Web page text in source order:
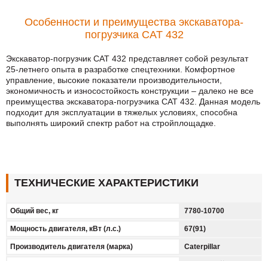
Особенности и преимущества экскаватора-
погрузчика CAT 432
Экскаватор-погрузчик CAT 432 представляет собой результат
25-летнего опыта в разработке спецтехники. Комфортное
управление, высокие показатели производительности,
экономичность и износостойкость конструкции – далеко не все
преимущества экскаватора-погрузчика CAT 432. Данная модель
подходит для эксплуатации в тяжелых условиях, способна
выполнять широкий спектр работ на стройплощадке.
ТЕХНИЧЕСКИЕ ХАРАКТЕРИСТИКИ
Общий вес, кг 7780-10700
Мощность двигателя, кВт (л.с.) 67(91)
Производитель двигателя (марка) Caterpillar